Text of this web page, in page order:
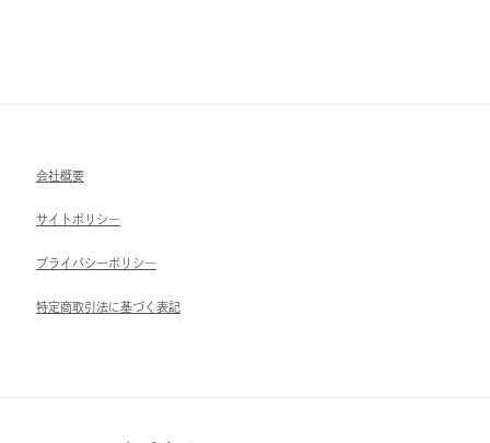
会社概要
サイトポリシ―
ブライパシーポリシ―
特定商取引法に基づく表記